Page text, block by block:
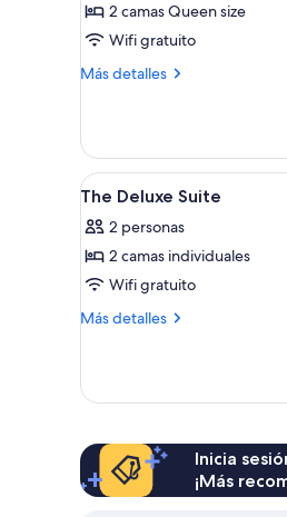
Family
Suite
2 camas Queen size
Wifi gratuito
Más detalles
Más
Family
Suite
Ver
todas
las
fotos
de
The
5
The Deluxe Suite
2 personas
2 camas individuales
Wifi gratuito
Más detalles
Más
Deluxe
Inicia
¡Más